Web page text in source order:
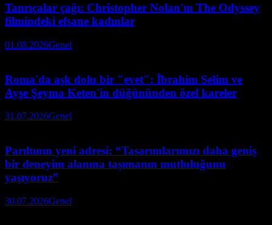
Tanrıçalar çağı: Christopher Nolan'ın The Odyssey
filmindeki efsane kadınlar
01.08.2026Genel
Roma'da aşk dolu bir "evet": İbrahim Selim ve
Ayşe Şeyma Keten'in düğününden özel kareler
31.07.2026Genel
Parıltının yeni adresi: “Tasarımlarımızı daha geniş
bir deneyim alanına taşımanın mutluluğunu
yaşıyoruz”
30.07.2026Genel